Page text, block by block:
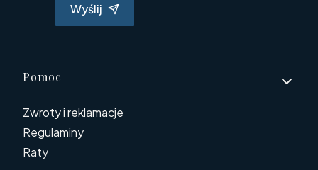
Wyślij
Linki w stopce
Pomoc
Zwroty i reklamacje
Regulaminy
Raty